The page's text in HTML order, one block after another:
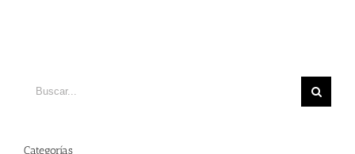
Buscar
Categorías